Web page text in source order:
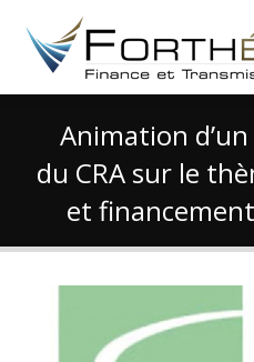
Animation
du CRA sur le
et